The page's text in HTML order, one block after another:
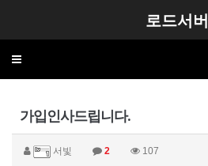
로드서버
Toggle
가입인사드립니다.
서빛 2 107